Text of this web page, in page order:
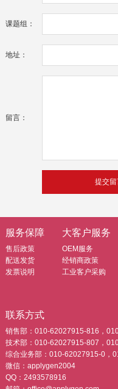
课题组：
地址：
留言：
服务保障
售后政策
配送发货
发票说明
大客户服务
OEM服务
经销商政策
工业客户采购
联系方式
销售部：010-62027915-816，
技术部：010-62027915-807，
综合业务部：010-62027915-0，
微信：applygen2004
QQ：2493578916